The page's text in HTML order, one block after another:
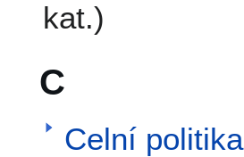
kat.)
C
Celní politika